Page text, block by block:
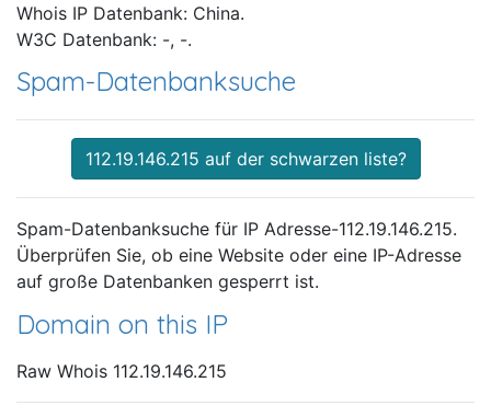
Whois IP Datenbank: China.
W3C Datenbank: -, -.
Spam-Datenbanksuche
112.19.146.215 auf der schwarzen liste?
Spam-Datenbanksuche für IP Adresse-112.19.146.215.
Überprüfen Sie, ob eine Website oder eine IP-Adresse
auf große Datenbanken gesperrt ist.
Domain on this IP
Raw Whois 112.19.146.215